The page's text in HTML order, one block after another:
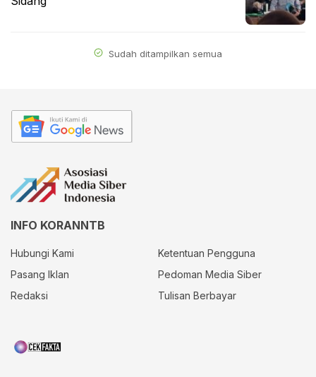
Sudah ditampilkan semua
INFO KORANNTB
Hubungi Kami
Ketentuan Pengguna
Pasang Iklan
Pedoman Media Siber
Redaksi
Tulisan Berbayar